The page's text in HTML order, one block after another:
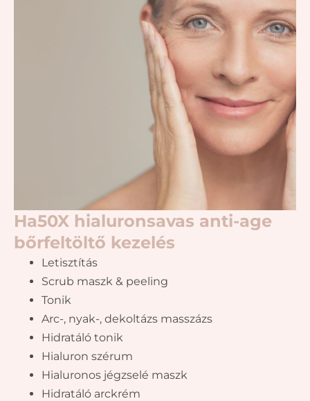
Ha50X hialuronsavas anti-age
bőrfeltöltő kezelés
Letisztítás
Scrub maszk & peeling
Tonik
Arc-, nyak-, dekoltázs masszázs
Hidratáló tonik
Hialuron szérum
Hialuronos jégzselé maszk
Hidratáló arckrém